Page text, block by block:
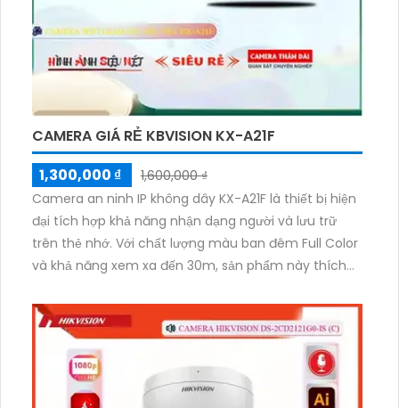
CAMERA GIÁ RẺ KBVISION KX-A21F
1,300,000 ₫
1,600,000 ₫
Camera an ninh IP không dây KX-A21F là thiết bị hiện
đại tích hợp khả năng nhận dạng người và lưu trữ
trên thẻ nhớ. Với chất lượng màu ban đêm Full Color
và khả năng xem xa đến 30m, sản phẩm này thích
mưa nắng và tiết kiệm điện, độ phân giải cao và góc
quan sát rộng, cùng khả năng thu âm, camera này
đáp ứng mọi nhu cầu an ninh của bạn. Hỗ trợ IP Wifi,
ghi hình chuẩn H.265+/H.265/H.264+/H.264.